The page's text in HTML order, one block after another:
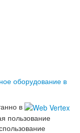
оборудование в
в
пользование